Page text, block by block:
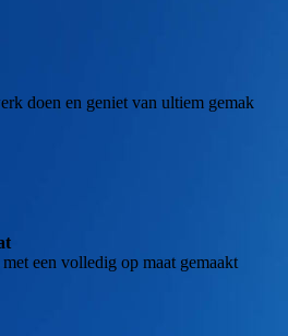
doen en geniet van ultiem gemak
een volledig op maat gemaakt